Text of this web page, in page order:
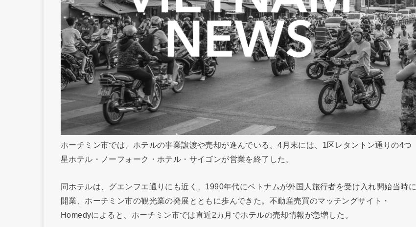
ホーチミン市では、ホテルの事業譲渡や売却が進んでいる。4月末には、1区レタントン通りの4つ
星ホテル・ノーフォーク・ホテル・サイゴンが営業を終了した。
同ホテルは、グエンフエ通りにも近く、1990年代にベトナムが外国人旅行者を受け入れ開始当時に
開業、ホーチミン市の観光業の発展とともに歩んできた。不動産売買のマッチングサイト・
Homedyによると、ホーチミン市では直近2カ月でホテルの売却情報が急増した。